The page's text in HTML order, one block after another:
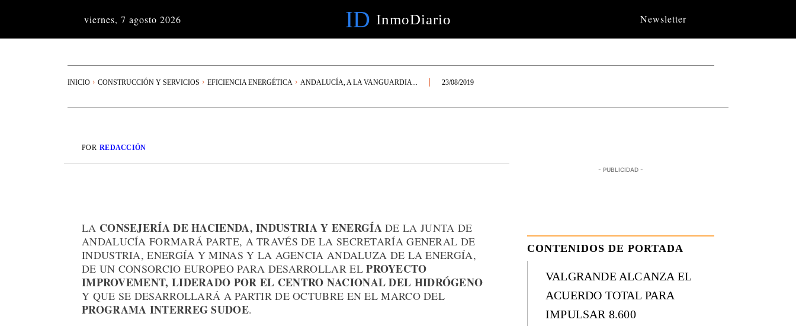
viernes, 7 agosto 2026 ID InmoDiario Newsletter
INICIO CONSTRUCCIÓN Y SERVICIOS EFICIENCIA ENERGÉTICA ANDALUCÍA, A LA VANGUARDIA... 23/08/2019
POR REDACCIÓN
LA CONSEJERÍA DE HACIENDA, INDUSTRIA Y ENERGÍADE LA JUNTA DE
ANDALUCÍA FORMARÁ PARTE, A TRAVÉS DE LA SECRETARÍA GENERAL DE
INDUSTRIA, ENERGÍA Y MINAS Y LA AGENCIA ANDALUZA DE LA ENERGÍA,
DE UN CONSORCIO EUROPEO PARA DESARROLLAR ELPROYECTO
IMPROVEMENT, LIDERADO POR EL CENTRO NACIONAL DEL HIDRÓGENO
Y QUE SE DESARROLLARÁ A PARTIR DE OCTUBRE EN EL MARCO DEL
PROGRAMA INTERREG SUDOE.
- PUBLICIDAD -
CONTENIDOS DE PORTADA
VALGRANDE ALCANZA EL
ACUERDO TOTAL PARA
IMPULSAR 8.600